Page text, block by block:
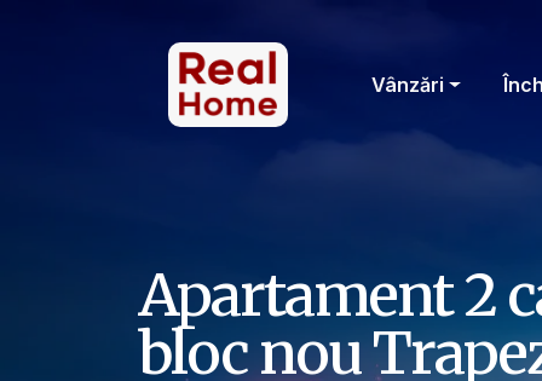
Vânzări
Apartament 2
bloc nou